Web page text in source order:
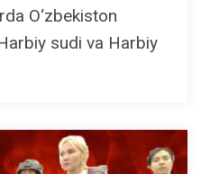
O‘zbekiston
sudi va Harbiy